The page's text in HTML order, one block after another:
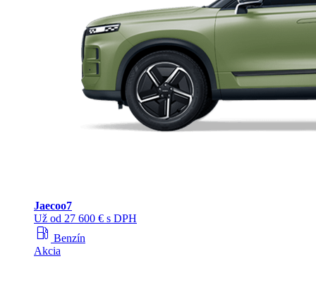
Jaecoo7
Už od 27 600 € s DPH
local_gas_station Benzín
Akcia